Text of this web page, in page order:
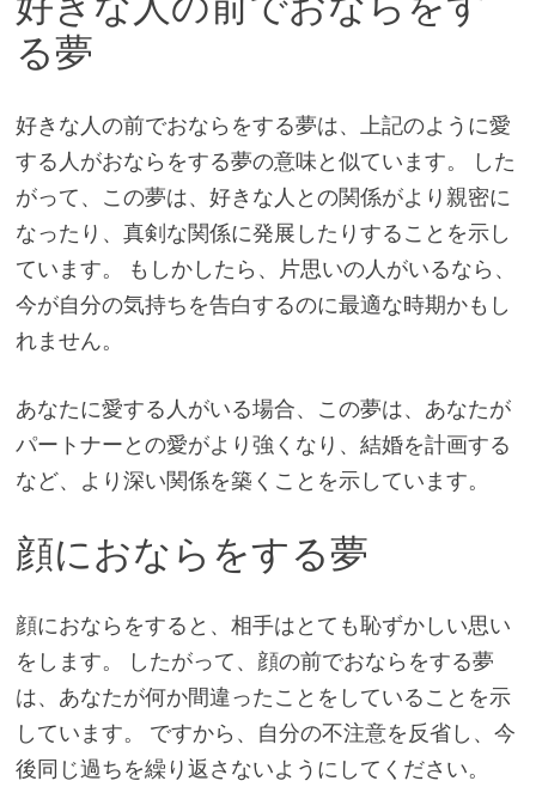
る夢
好きな人の前でおならをする夢は、上記のように愛
する人がおならをする夢の意味と似ています。 した
がって、この夢は、好きな人との関係がより親密に
なったり、真剣な関係に発展したりすることを示し
ています。 もしかしたら、片思いの人がいるなら、
今が自分の気持ちを告白するのに最適な時期かもし
れません。
あなたに愛する人がいる場合、この夢は、あなたが
パートナーとの愛がより強くなり、結婚を計画する
など、より深い関係を築くことを示しています。
顔におならをする夢
顔におならをすると、相手はとても恥ずかしい思い
をします。 したがって、顔の前でおならをする夢
は、あなたが何か間違ったことをしていることを示
しています。 ですから、自分の不注意を反省し、今
後同じ過ちを繰り返さないようにしてください。